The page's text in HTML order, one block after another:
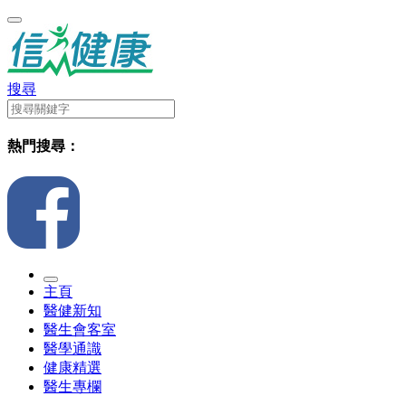
搜尋
熱門搜尋：
主頁
醫健新知
醫生會客室
醫學通識
健康精選
醫生專欄